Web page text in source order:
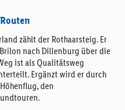
zählt der Rothaarsteig. Er
nach Dillenburg über die
ist als Qualitätsweg
Ergänzt wird er durch
den